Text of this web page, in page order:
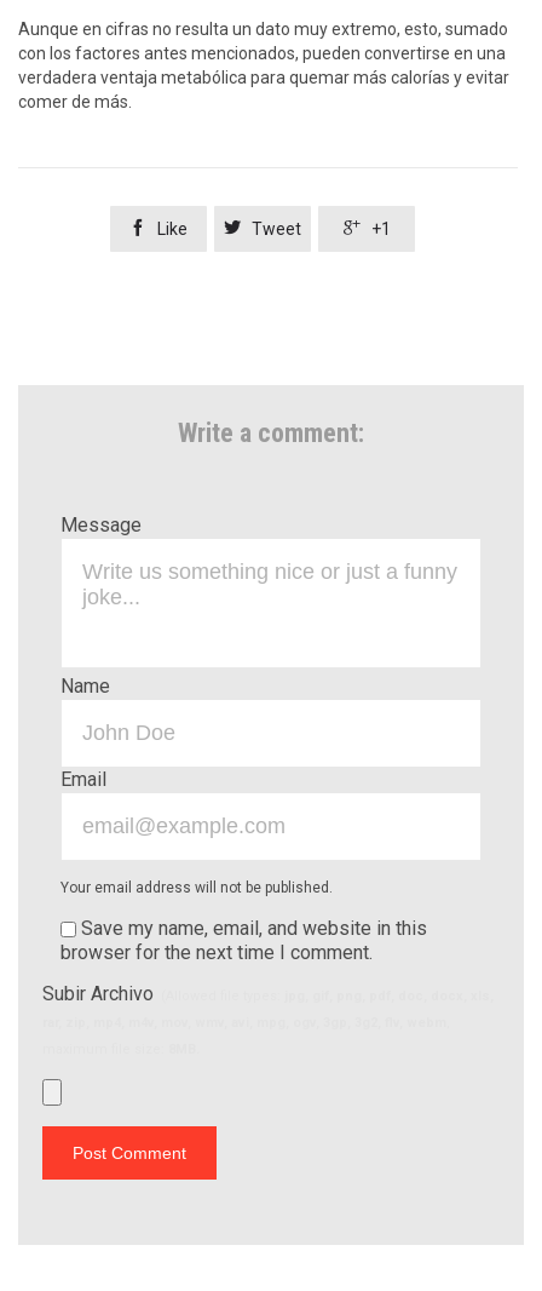
Aunque en cifras no resulta un dato muy extremo, esto, sumado
con los factores antes mencionados, pueden convertirse en una
verdadera ventaja metabólica para quemar más calorías y evitar
comer de más.
 Like  Tweet  +1
Write a comment:
Message
Name
Email
Your email address will not be published.
Save my name, email, and website in this
browser for the next time I comment.
Subir Archivo